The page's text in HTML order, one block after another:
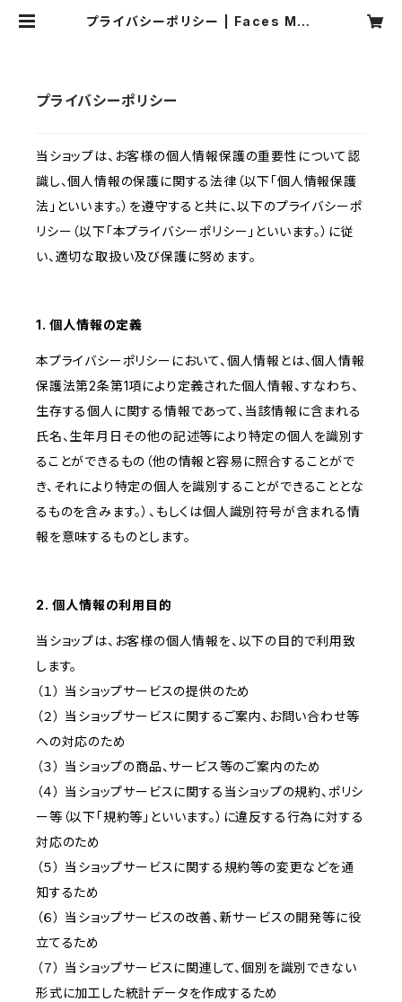
プライバシーポリシー | Faces Mus
プライバシーポリシー
当ショップは、お客様の個人情報保護の重要性について認
識し、個人情報の保護に関する法律（以下「個人情報保護
法」といいます。）を遵守すると共に、以下のプライバシーポ
リシー（以下「本プライバシーポリシー」といいます。）に従
い、適切な取扱い及び保護に努めます。
1. 個人情報の定義
本プライバシーポリシーにおいて、個人情報とは、個人情報
保護法第2条第1項により定義された個人情報、すなわち、
生存する個人に関する情報であって、当該情報に含まれる
氏名、生年月日その他の記述等により特定の個人を識別す
ることができるもの（他の情報と容易に照合することがで
き、それにより特定の個人を識別することができることとな
るものを含みます。）、もしくは個人識別符号が含まれる情
報を意味するものとします。
2. 個人情報の利用目的
当ショップは、お客様の個人情報を、以下の目的で利用致
します。
（１） 当ショップサービスの提供のため
（２） 当ショップサービスに関するご案内、お問い合わせ等
への対応のため
（３） 当ショップの商品、サービス等のご案内のため
（４） 当ショップサービスに関する当ショップの規約、ポリシ
ー等（以下「規約等」といいます。）に違反する行為に対する
対応のため
（５） 当ショップサービスに関する規約等の変更などを通
知するため
（６） 当ショップサービスの改善、新サービスの開発等に役
立てるため
（７） 当ショップサービスに関連して、個別を識別できない
形式に加工した統計データを作成するため